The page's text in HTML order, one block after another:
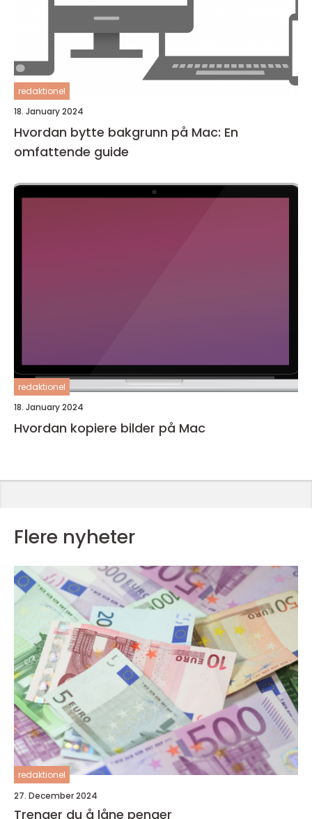
redaktionel
18. January 2024
Hvordan bytte bakgrunn på Mac: En
omfattende guide
redaktionel
18. January 2024
Hvordan kopiere bilder på Mac
Flere nyheter
redaktionel
27. December 2024
Trenger du å låne penger